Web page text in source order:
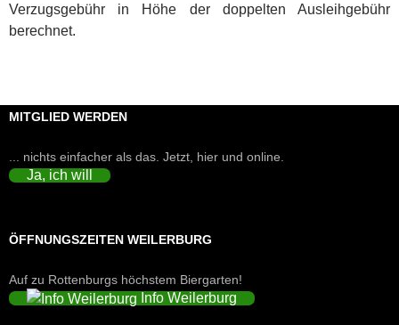
Verzugsgebühr in Höhe der doppelten Ausleihgebühr
berechnet.
MITGLIED WERDEN
... nichts einfacher als das. Jetzt, hier und online.
Ja, ich will
ÖFFNUNGSZEITEN WEILERBURG
Auf zu Rottenburgs höchstem Biergarten!
Info Weilerburg